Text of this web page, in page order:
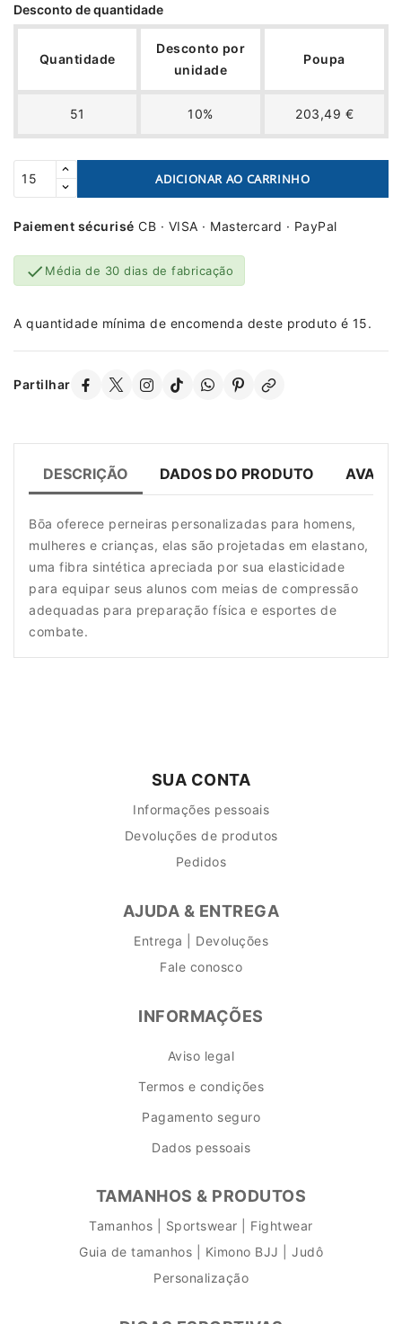
Desconto de quantidade
Quantidade
Desconto por
unidade
Poupa
51 10% 203,49 €
ADICIONAR AO CARRINHO
Paiement sécurisé CB · VISA · Mastercard · PayPal
 Média de 30 dias de fabricação
A quantidade mínima de encomenda deste produto é 15.
Partilhar
DESCRIÇÃO DADOS DO PRODUTO
Bōa oferece perneiras personalizadas para homens,
mulheres e crianças, elas são projetadas em elastano,
uma fibra sintética apreciada por sua elasticidade
para equipar seus alunos com meias de compressão
adequadas para preparação física e esportes de
combate.
SUA CONTA
Informações pessoais
Devoluções de produtos
Pedidos
AJUDA & ENTREGA
Entrega | Devoluções
Fale conosco
INFORMAÇÕES
Aviso legal
Termos e condições
Pagamento seguro
Dados pessoais
TAMANHOS & PRODUTOS
Tamanhos | Sportswear | Fightwear
Guia de tamanhos | Kimono BJJ | Judô
Personalização